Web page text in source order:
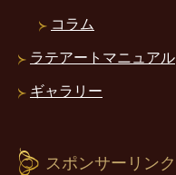
コラム
ラテアートマニュアル
ギャラリー
スポンサーリンク